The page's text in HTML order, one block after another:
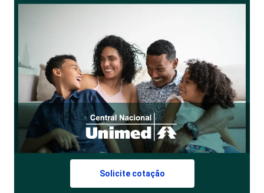
Solicite cotação